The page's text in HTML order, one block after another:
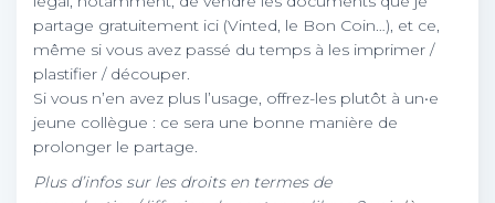
partage gratuitement ici (Vinted, le Bon Coin…), et ce,
même si vous avez passé du temps à les imprimer /
plastifier / découper.
Si vous n’en avez plus l’usage, offrez-les plutôt à un•e
jeune collègue : ce sera une bonne manière de
prolonger le partage.
Plus d’infos sur les droits en termes de